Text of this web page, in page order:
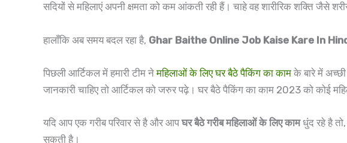
सदियों से महिलाएं अपनी क्षमता को कम आंकती रही हैं। चाहे वह शारीरिक शक्ति जैसे
हालाँकि अब समय बदल रहा है, Ghar Baithe Online Job Kaise Kare In
पिछली आर्टिकल में हमारी टीम नेमहिलाओं के लिए घर बैठे पैकिंग का काम के बारे में
जानकारी चाहिए तो आर्टिकल को जरुर पढ़े। घर बैठे पैकिंग का काम 2023 को कोई
यदि आप एक गरीब परिवार से है और आपघर बैठे गरीब महिलाओं के लिए कामधुंद रहे है
सकती है।